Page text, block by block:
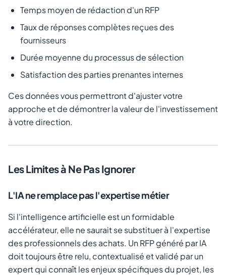
Temps moyen de rédaction d'un RFP
Taux de réponses complètes reçues des
fournisseurs
Durée moyenne du processus de sélection
Satisfaction des parties prenantes internes
Ces données vous permettront d'ajuster votre
approche et de démontrer la valeur de l'investissement
à votre direction.
Les Limites à Ne Pas Ignorer
L'IA ne remplace pas l'expertise métier
Si l'intelligence artificielle est un formidable
accélérateur, elle ne saurait se substituer à l'expertise
des professionnels des achats. Un RFP généré par IA
doit toujours être relu, contextualisé et validé par un
expert qui connaît les enjeux spécifiques du projet, les